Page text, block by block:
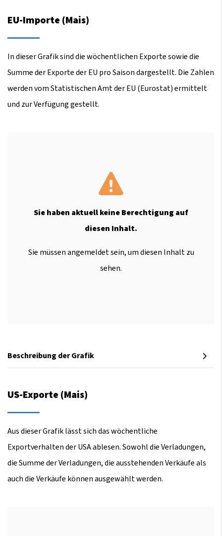
EU-Importe (Mais)
In dieser Grafik sind die wöchentlichen Exporte sowie die
Summe der Exporte der EU pro Saison dargestellt. Die Zahlen
werden vom Statistischen Amt der EU (Eurostat) ermittelt
und zur Verfügung gestellt.
Sie haben aktuell keine Berechtigung auf
diesen Inhalt.
Sie müssen angemeldet sein, um diesen Inhalt zu
sehen.
Beschreibung der Grafik
US-Exporte (Mais)
Aus dieser Grafik lässt sich das wöchentliche
Exportverhalten der USA ablesen. Sowohl die Verladungen,
die Summe der Verladungen, die ausstehenden Verkäufe als
auch die Verkäufe können ausgewählt werden.